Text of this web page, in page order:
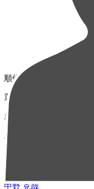
順位
選手名
成績
1
MF 81
中野 克哉